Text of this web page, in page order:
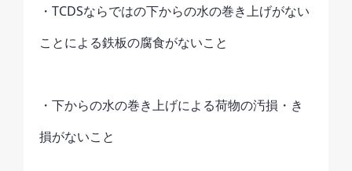
・TCDSならではの下からの水の巻き上げがない
ことによる鉄板の腐食がないこと
・下からの水の巻き上げによる荷物の汚損・き
損がないこと